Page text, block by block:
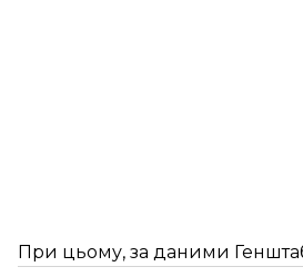
При цьому, за даними